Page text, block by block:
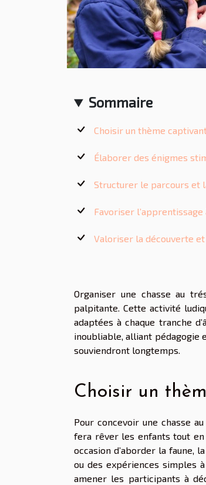
Sommaire
Choisir un thème
Élaborer des énigmes
Structurer le parcours et
Favoriser
Valoriser la découverte et
Organiser une chasse au
palpitante. Cette activité
adaptées à chaque tranche
inoubliable, alliant pédagogie
souviendront longtemps.
Choisir un
Pour concevoir une chasse
fera rêver les enfants tout en
occasion d’aborder la faune,
ou des expériences simples
amener les participants à